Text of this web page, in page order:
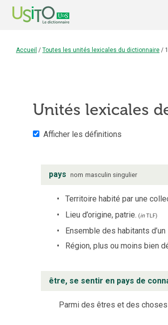
Accueil / Toutes les unités lexicales du dictionnaire /
Unités lexicales
Afficher les définitions
pays nom masculin singulier
Territoire habité par une
Lieu d’origine, patrie. (inTLF)
Ensemble des habitants d’un
Région, plus ou moins bien
être, se sentir en pays de
Parmi des êtres et des choses